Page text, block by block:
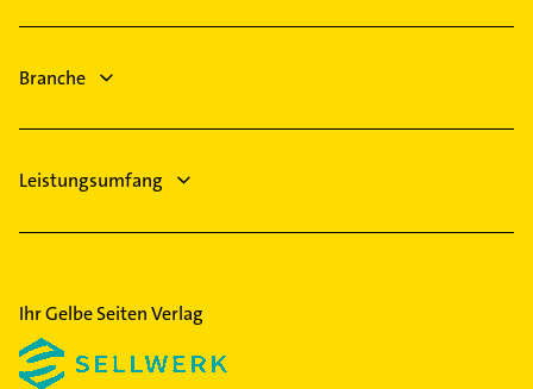
Elektroinstallation
Steuerberater
Branche
Leistungsumfang
Ihr Gelbe Seiten Verlag